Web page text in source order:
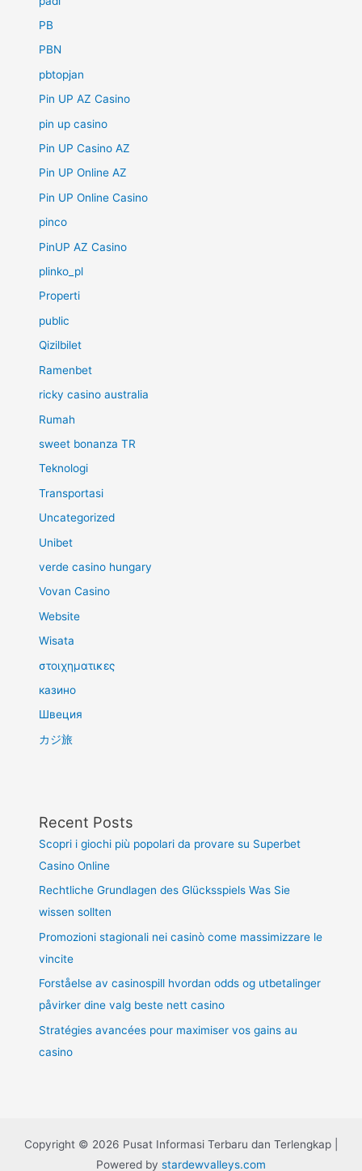
PB
PBN
pbtopjan
Pin UP AZ Casino
pin up casino
Pin UP Casino AZ
Pin UP Online AZ
Pin UP Online Casino
pinco
PinUP AZ Casino
plinko_pl
Properti
public
Qizilbilet
Ramenbet
ricky casino australia
Rumah
sweet bonanza TR
Teknologi
Transportasi
Uncategorized
Unibet
verde casino hungary
Vovan Casino
Website
Wisata
στοιχηματικες
казино
Швеция
カジ旅
Recent Posts
Scopri i giochi più popolari da provare su Superbet
Casino Online
Rechtliche Grundlagen des Glücksspiels Was Sie
wissen sollten
Promozioni stagionali nei casinò come massimizzare le
vincite
Forståelse av casinospill hvordan odds og utbetalinger
påvirker dine valg beste nett casino
Stratégies avancées pour maximiser vos gains au
casino
Copyright © 2026 Pusat Informasi Terbaru dan Terlengkap |
Powered by stardewvalleys.com